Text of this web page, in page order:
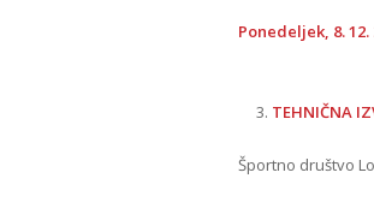
Ponedeljek, 8. 12.
TEHNIČNA
Športno društvo